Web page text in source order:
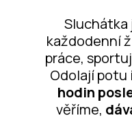
Sluchátka
každodenní
práce,
Odolají potu
hodin
věříme,